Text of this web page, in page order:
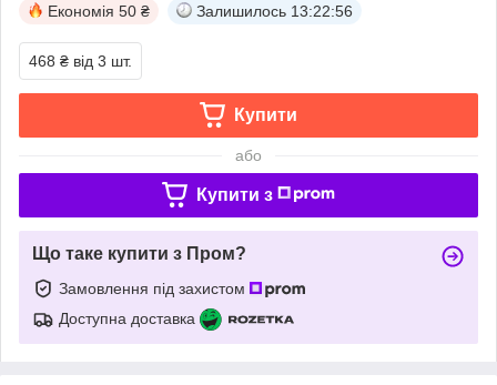
Економія 50 ₴ Залишилось 13:22:56
468 ₴ від 3 шт.
Купити
або
Купити з
Що таке купити з Пром?
Замовлення під захистом
Доступна доставка